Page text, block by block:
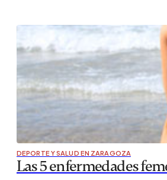
DEPORTE Y SALUD EN ZARAGOZA
Las 5 enfermedades